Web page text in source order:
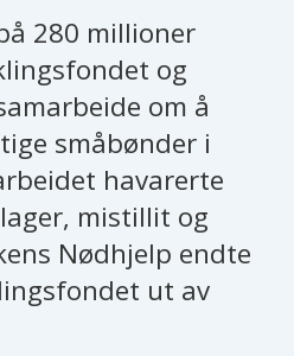
280 millioner
og
om å
småbønder i
havarerte
mistillit og
Nødhjelp endte
ut av